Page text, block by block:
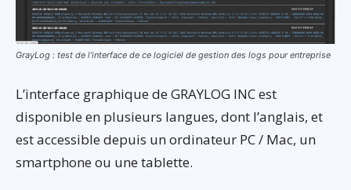
GrayLog : test de l’interface de ce logiciel de gestion des logs pour entreprise
L’interface graphique de GRAYLOG INC est
disponible en plusieurs langues, dont l’anglais, et
est accessible depuis un ordinateur PC / Mac, un
smartphone ou une tablette.